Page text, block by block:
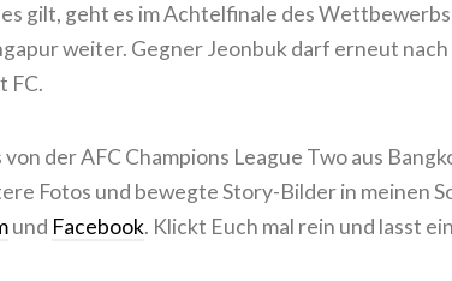
gilt, geht es im Achtelfinale des Wettbewerbs
weiter. Gegner Jeonbuk darf erneut nach
FC.
der AFC Champions League Two aus
Fotos und bewegte Story-Bilder in meinen
und Facebook. Klickt Euch mal rein und lasst ein